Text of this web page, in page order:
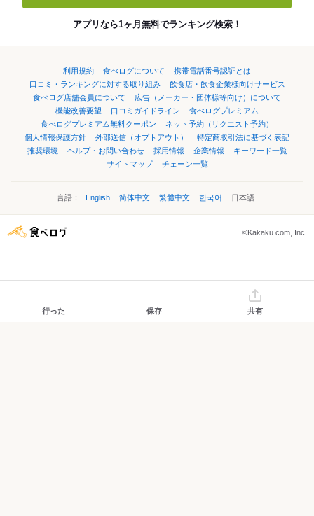
アプリなら1ヶ月無料でランキング検索！
利用規約 食べログについて
携帯電話番号認証とは
口コミ・ランキングに対する取り組み
飲食店・飲食企業様向けサービス
食べログ店舗会員について
広告（メーカー・団体様等向け）について
機能改善要望
口コミガイドライン
食べログプレミアム
食べログプレミアム無料クーポン
ネット予約（リクエスト予約）
個人情報保護方針
外部送信（オプトアウト）
特定商取引法に基づく表記
推奨環境
ヘルプ・お問い合わせ 採用情報 企業情報
キーワード一覧
サイトマップ
チェーン一覧
言語： English 简体中文 繁體中文 한국어 日本語
©Kakaku.com, Inc.
行った 保存 共有